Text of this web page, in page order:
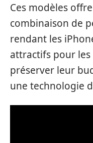
Ces modèles
combinaison de
rendant les
attractifs pour
préserver leur
une technologie